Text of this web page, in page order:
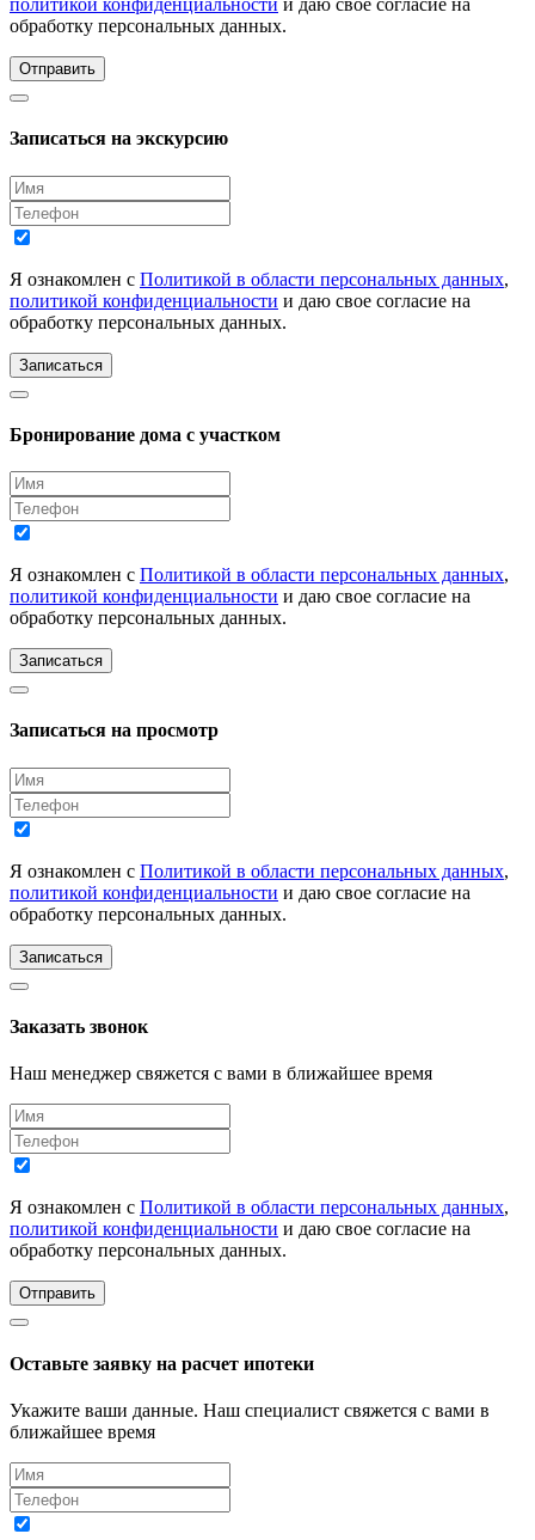
политикой конфиденциальности и даю свое согласие на
обработку персональных данных.
Отправить
Записаться на экскурсию
Я ознакомлен с Политикой в области персональных данных,
политикой конфиденциальности и даю свое согласие на
обработку персональных данных.
Записаться
Бронирование дома с участком
Я ознакомлен с Политикой в области персональных данных,
политикой конфиденциальности и даю свое согласие на
обработку персональных данных.
Записаться
Записаться на просмотр
Я ознакомлен с Политикой в области персональных данных,
политикой конфиденциальности и даю свое согласие на
обработку персональных данных.
Записаться
Заказать звонок
Наш менеджер свяжется с вами в ближайшее время
Я ознакомлен с Политикой в области персональных данных,
политикой конфиденциальности и даю свое согласие на
обработку персональных данных.
Отправить
Оставьте заявку на расчет ипотеки
Укажите ваши данные. Наш специалист свяжется с вами в
ближайшее время